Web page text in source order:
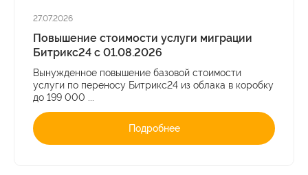
27.07.2026
Повышение стоимости услуги миграции
Битрикс24 с 01.08.2026
Вынужденное повышение базовой стоимости
услуги по переносу Битрикс24 из облака в коробку
до 199 000 ...
Подробнее